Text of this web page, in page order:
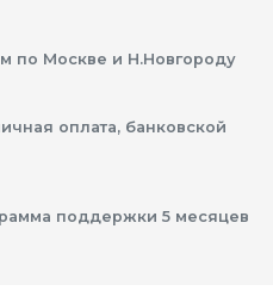
по Москве и Н.Новгороду
оплата, банковской
поддержки 5 месяцев